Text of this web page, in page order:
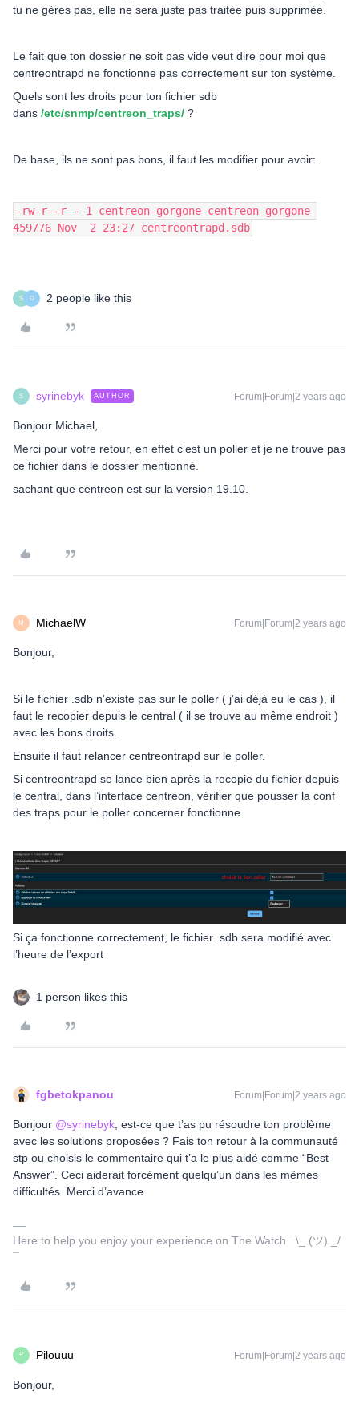
tu ne gères pas, elle ne sera juste pas traitée puis supprimée.
Le fait que ton dossier ne soit pas vide veut dire pour moi que
centreontrapd ne fonctionne pas correctement sur ton système.
Quels sont les droits pour ton fichier sdb
dans /etc/snmp/centreon_traps/ ?
De base, ils ne sont pas bons, il faut les modifier pour avoir:
-rw-r--r-- 1 centreon-gorgone centreon-gorgone
459776 Nov  2 23:27 centreontrapd.sdb
S D 2 people like this
S syrinebyk AUTHOR Forum|Forum|2 years ago
Bonjour Michael,
Merci pour votre retour, en effet c’est un poller et je ne trouve pas
ce fichier dans le dossier mentionné.
sachant que centreon est sur la version 19.10.
M MichaelW Forum|Forum|2 years ago
Bonjour,
Si le fichier .sdb n’existe pas sur le poller ( j’ai déjà eu le cas ), il
faut le recopier depuis le central ( il se trouve au même endroit )
avec les bons droits.
Ensuite il faut relancer centreontrapd sur le poller.
Si centreontrapd se lance bien après la recopie du fichier depuis
le central, dans l’interface centreon, vérifier que pousser la conf
des traps pour le poller concerner fonctionne
Si ça fonctionne correctement, le fichier .sdb sera modifié avec
l’heure de l’export
1 person likes this
fgbetokpanou Forum|Forum|2 years ago
Bonjour @syrinebyk , est-ce que t’as pu résoudre ton problème
avec les solutions proposées ? Fais ton retour à la communauté
stp ou choisis le commentaire qui t’a le plus aidé comme “Best
Answer”. Ceci aiderait forcément quelqu’un dans les mêmes
difficultés. Merci d’avance
Here to help you enjoy your experience on The Watch ¯\_ (ツ) _/
¯
P Pilouuu Forum|Forum|2 years ago
Bonjour,